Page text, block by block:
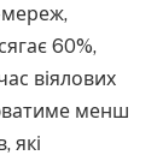
мереж,
60%,
віялових
менш
які